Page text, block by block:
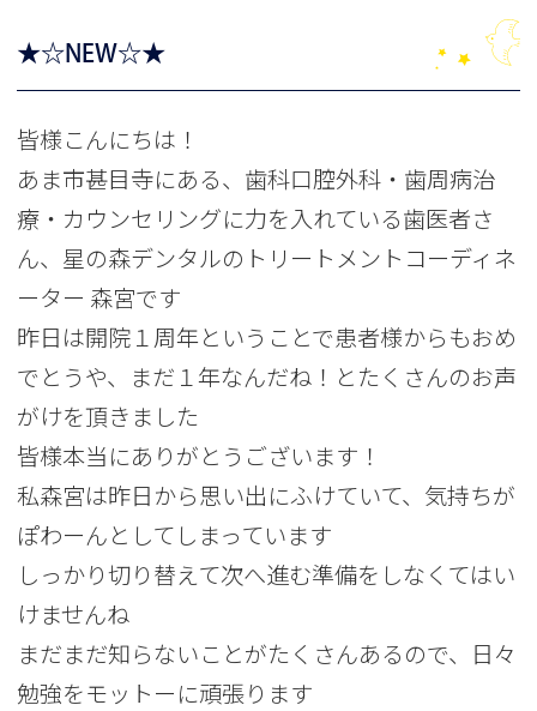
★☆NEW☆★
皆様こんにちは！
あま市甚目寺にある、歯科口腔外科・歯周病治
療・カウンセリングに力を入れている歯医者さ
ん、星の森デンタルのトリートメントコーディネ
ーター 森宮です
昨日は開院１周年ということで患者様からもおめ
でとうや、まだ１年なんだね！とたくさんのお声
がけを頂きました
皆様本当にありがとうございます！
私森宮は昨日から思い出にふけていて、気持ちが
ぽわーんとしてしまっています
しっかり切り替えて次へ進む準備をしなくてはい
けませんね
まだまだ知らないことがたくさんあるので、日々
勉強をモットーに頑張ります